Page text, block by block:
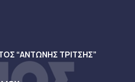
“ΑΝΤΩΝΗΣ ΤΡΙΤΣΗΣ”